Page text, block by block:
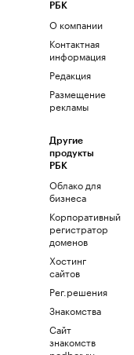
РБК
О компании
Контактная
информация
Редакция
Размещение
рекламы
Другие
продукты
РБК
Облако для
бизнеса
Корпоративный
регистратор
доменов
Хостинг
сайтов
Рег.решения
Знакомства
Сайт
знакомств